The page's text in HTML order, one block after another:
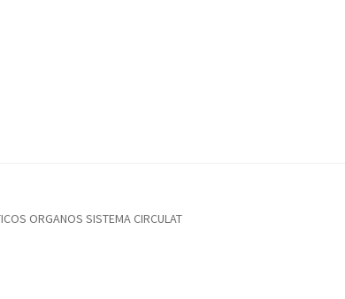
ORGANOS SISTEMA CIRCULAT